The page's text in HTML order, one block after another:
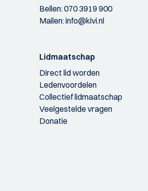
Bellen:070 3919 900
Mailen:info@kivi.nl
Lidmaatschap
Direct lid worden
Ledenvoordelen
Collectief lidmaatschap
Veelgestelde vragen
Donatie